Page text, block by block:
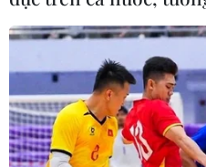
Pù Huống mang hàng cứu
hơn 150 hộ dân vẫn bị cô